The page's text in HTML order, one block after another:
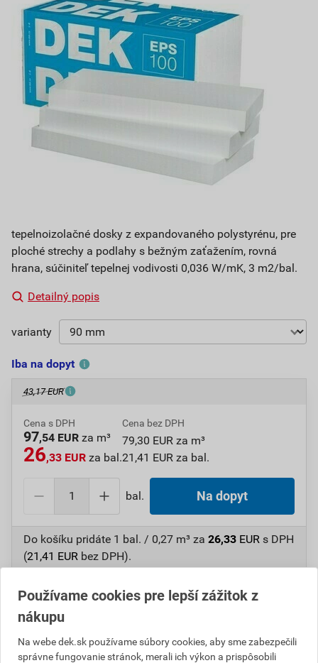
tepelnoizolačné dosky z expandovaného polystyrénu, pre
ploché strechy a podlahy s bežným zaťažením, rovná
hrana, súčiniteľ tepelnej vodivosti 0,036 W/mK, 3 m2/bal.
Detailný popis
varianty
Iba na dopyt
43,17 EUR
Cena s DPH
97,54 EUR za m³
26,33 EUR za bal.
Cena bez DPH
79,30 EUR za m³
21,41 EUR za bal.
bal. Na dopyt
Do košíku pridáte 1 bal. / 0,27 m³ za 26,33 EUR s DPH
(21,41 EUR bez DPH).
Číslo položky: 1410452720
Katalógový kód: K8965
VýrobcaDEK
Používame cookies pre lepší zážitok z
nákupu
Na webe dek.sk používame súbory cookies, aby sme zabezpečili
správne fungovanie stránok, merali ich výkon a prispôsobili